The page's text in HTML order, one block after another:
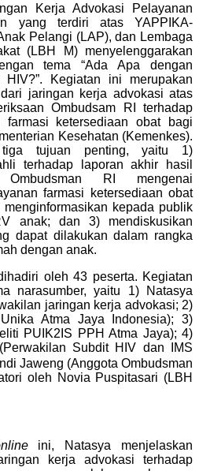
Kerja Advokasi Pelayanan
yang terdiri atas YAPPIKA-
Pelangi (LAP), dan Lembaga
(LBH M) menyelenggarakan
tema “Ada Apa dengan
Kegiatan ini merupakan
jaringan kerja advokasi atas
Ombudsam RI terhadap
farmasi ketersediaan obat bagi
Kesehatan (Kemenkes).
tujuan penting, yaitu 1)
terhadap laporan akhir hasil
Ombudsman RI mengenai
farmasi ketersediaan obat
menginformasikan kepada publik
anak; dan 3)
mendiskusikan
dapat dilakukan dalam rangka
dengan anak.
oleh 43 peserta. Kegiatan
narasumber, yaitu 1) Natasya
jaringan kerja advokasi; 2)
Atma Jaya Indonesia); 3)
PUIK2IS PPH Atma Jaya); 4)
Subdit HIV dan IMS
Jaweng (Anggota Ombudsman
oleh Novia Puspitasari (LBH
ini, Natasya menjelaskan
kerja advokasi terhadap